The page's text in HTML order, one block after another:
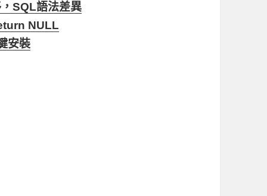
SQL語法差異
NULL
安裝